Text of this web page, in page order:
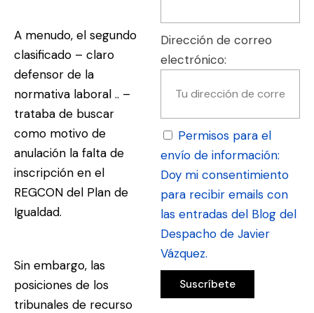
A menudo, el segundo
clasificado – claro
defensor de la
normativa laboral .. –
trataba de buscar
como motivo de
anulación la falta de
inscripción en el
REGCON del Plan de
Igualdad.
Sin embargo, las
posiciones de los
tribunales de recurso
Dirección de correo
electrónico:
Permisos para el
envío de información:
Doy mi consentimiento
para recibir emails con
las entradas del Blog del
Despacho de Javier
Vázquez.